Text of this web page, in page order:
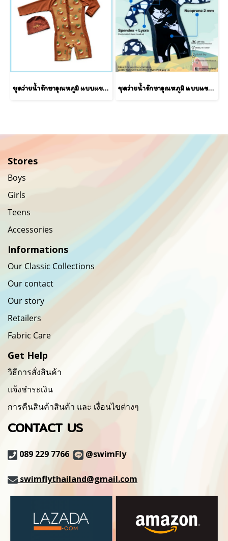
ชุดว่ายน้ำรักษาอุณหภูมิ แบบแขนยาว+หมวกว่ายน้ำลาย Coconut ชุดว่ายน้ำรักษาอุณหภูมิ แบบแขนยาว+หมวกว่ายน้ำลาย Cow/ Black (Cowboy)
Stores
Boys
Girls
Teens
Accessories
Informations
Our Classic Collections
Our contact
Our story
Retailers
Fabric Care
Get Help
วิธีการสั่งสินค้า
แจ้งชำระเงิน
การคืนสินค้าสินค้า และ เงื่อนไขต่างๆ
CONTACT US
089 229 7766 @swimFly
swimflythailand@gmail.com